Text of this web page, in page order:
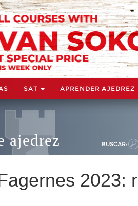
SAT APRENDER AJEDREZ
ajedrez BUSCAR:
2023: